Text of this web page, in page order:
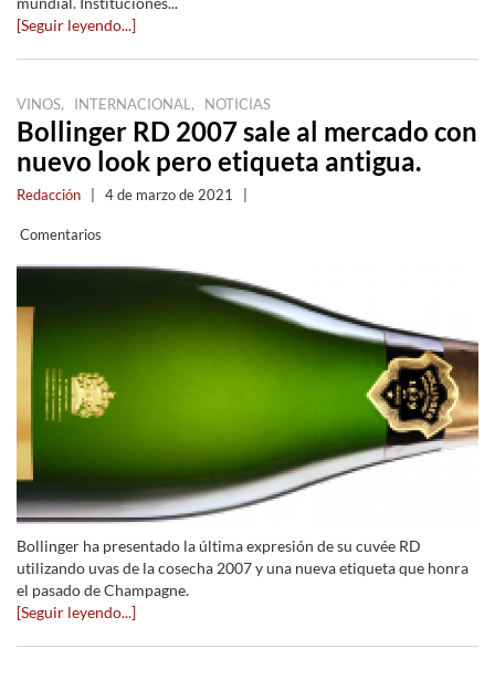
[Seguir leyendo...]
VINOS, INTERNACIONAL, NOTICIAS
Bollinger RD 2007 sale al mercado con
nuevo look pero etiqueta antigua.
Redacción 4 de marzo de 2021
Comentarios
Bollinger ha presentado la última expresión de su cuvée RD
utilizando uvas de la cosecha 2007 y una nueva etiqueta que honra
el pasado de Champagne.
[Seguir leyendo...]